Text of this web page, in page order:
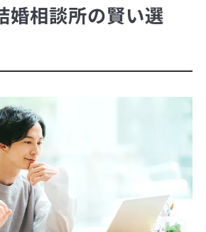
婚相談所の賢い選